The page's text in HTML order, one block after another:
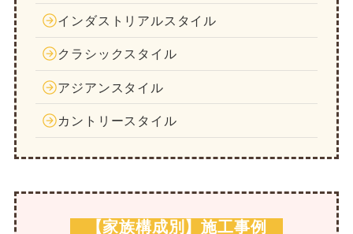
インダストリアルスタイル
クラシックスタイル
アジアンスタイル
カントリースタイル
【家族構成別】施工事例